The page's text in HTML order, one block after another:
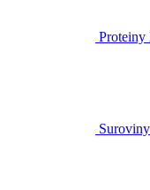
Proteiny